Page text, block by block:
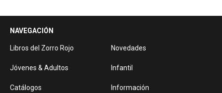
NAVEGACIÓN
Libros del Zorro Rojo Novedades
Jóvenes & Adultos Infantil
Catálogos Información